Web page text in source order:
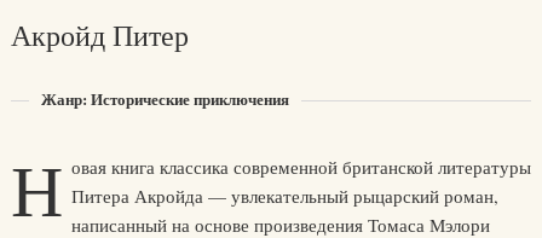
Акройд Питер
Жанр: Исторические приключения
Н овая книга классика современной британской литературы
Питера Акройда — увлекательный рыцарский роман,
написанный на основе произведения Томаса Мэлори